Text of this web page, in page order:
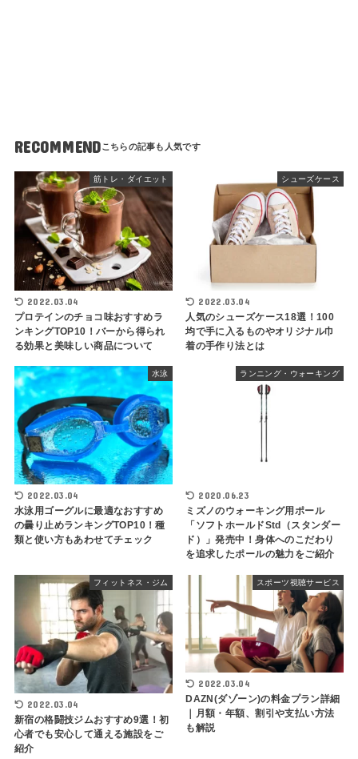
RECOMMEND
筋トレ・ダイエット
2022.03.04
プロテインのチョコ味おすすめラ
ンキングTOP10！バーから得られ
る効果と美味しい商品について
シューズケース
2022.03.04
人気のシューズケース18選！100
均で手に入るものやオリジナル巾
着の手作り法とは
水泳
2022.03.04
水泳用ゴーグルに最適なおすすめ
の曇り止めランキングTOP10！種
類と使い方もあわせてチェック
ランニング・ウォーキング
2020.06.23
ミズノのウォーキング用ポール
「ソフトホールドStd（スタンダー
ド）」発売中！身体へのこだわり
を追求したポールの魅力をご紹介
フィットネス・ジム
2022.03.04
新宿の格闘技ジムおすすめ9選！初
心者でも安心して通える施設をご
紹介
スポーツ視聴サービス
2022.03.04
DAZN(ダゾーン)の料金プラン詳細
｜月額・年額、割引や支払い方法
も解説